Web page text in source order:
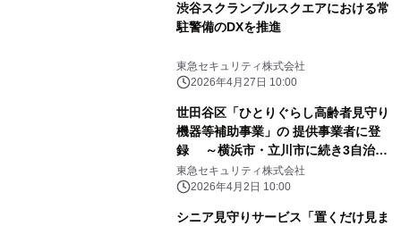
渋谷スクランブルスクエアにおける常
駐警備のDXを推進
東急セキュリティ株式会社
2026年4月27日 10:00
世田谷区「ひとりぐらし高齢者見守り
機器等補助事業」の 提供事業者に登
録 ～横浜市・立川市に続き3自治体
目～
東急セキュリティ株式会社
2026年4月2日 10:00
シニア見守りサービス「置くだけ見ま